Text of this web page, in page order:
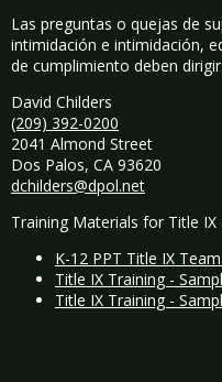
Las preguntas o quejas de
intimidación e intimidación,
de cumplimiento deben
David Childers
(209) 392-0200
2041 Almond Street
Dos Palos, CA 93620
dchilders@dpol.net
Training Materials for Title IX
K-12 PPT Title IX
Title IX Training -
Title IX Training -